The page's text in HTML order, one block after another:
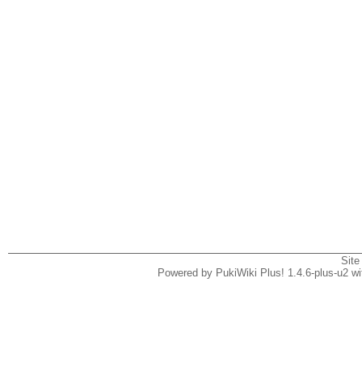
Powered by PukiWiki Plus! 1.4.6-plus-u2